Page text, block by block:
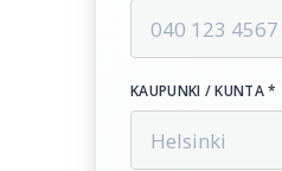
KAUPUNKI / KUNTA *